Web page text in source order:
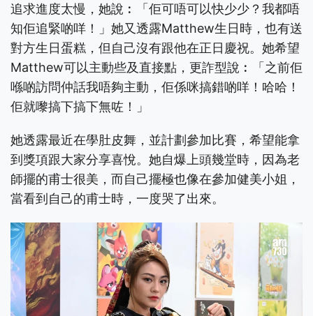
追求進度太慢，她說︰「佢可唔可以快少少？我都唔
知佢追緊啲咩！」她又透露Matthew生日時，也有送
對方生日蛋糕，但自己沒有跟他在正日慶祝。她希望
Matthew可以主動些及直接點，更詐型說︰「之前佢
喺啲訪問仲話我唔夠主動，佢係咪搞錯啲咩！哈哈！
佢就嚟搞下搞下無咗！」
她透露最近在學肚皮舞，並計劃參加比賽，希望能拿
到獎項跟大家分享喜悅。她自爆上頭幾堂時，因為老
師擺的甫士很美，而自己擺極也像在參加健美小姐，
當看到自己的甫士時，一度哭了出來。